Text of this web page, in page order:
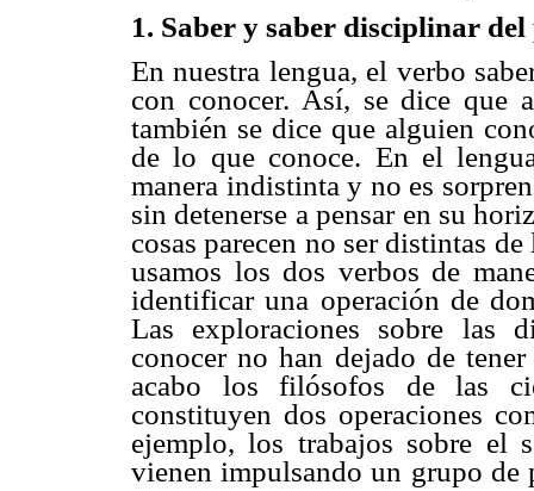
1. Saber y saber disciplinar
En nuestra lengua, el verbo
con conocer. Así, se dice que
también se dice que alguien
de lo que conoce. En el
manera indistinta y no es
sin detenerse a pensar en su
cosas parecen no ser distintas
usamos los dos verbos de
identificar una operación de
Las exploraciones sobre las
conocer no han dejado de
acabo los filósofos de las
constituyen dos operaciones
ejemplo, los trabajos sobre el
vienen impulsando un grupo de